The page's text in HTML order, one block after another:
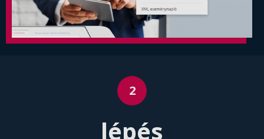
lépés